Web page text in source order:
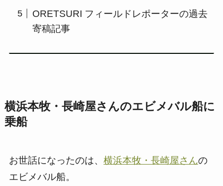
ORETSURI フィールドレポーターの過去
寄稿記事
横浜本牧・長崎屋さんのエビメバル船に
乗船
お世話になったのは、 横浜本牧・長崎屋さんの
エビメバル船。